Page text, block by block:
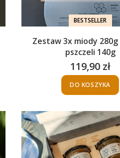
BESTSELLER
Zestaw 3x miody 280g
pszczeli 140g
Cena
119,90 zł
DO KOSZYKA